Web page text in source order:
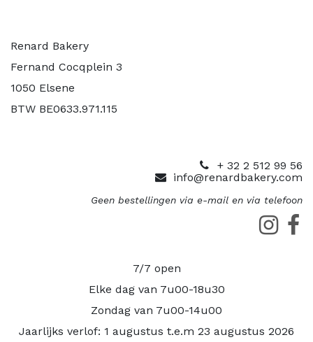
Renard Bakery
Fernand Cocqplein 3
1050 Elsene
BTW BE0633.971.115
+ 32 2 512 99 56
info@renardbakery.com
Geen bestellingen via e-mail en via telefoon
7/7 open
Elke dag van 7u00-18u30
Zondag van 7u00-14u00
Jaarlijks verlof: 1 augustus t.e.m 23 augustus 2026